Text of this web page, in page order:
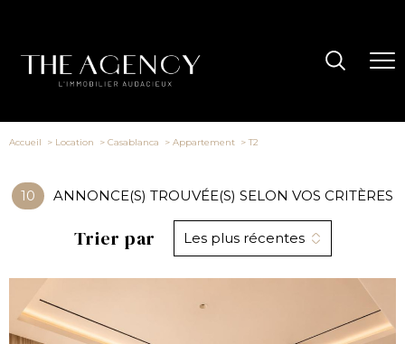
Accueil Location Casablanca Appartement T2
10 ANNONCE(S) TROUVÉE(S) SELON VOS CRITÈRES
Trier par Les plus récentes